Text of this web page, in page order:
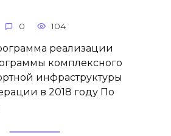
0 104
реализации
комплексного
инфраструктуры
в 2018 году По